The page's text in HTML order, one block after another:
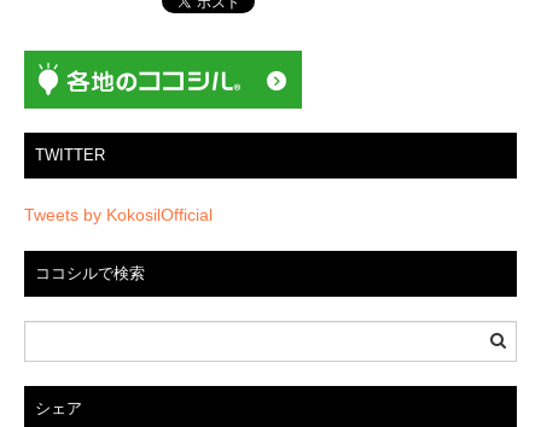
TWITTER
Tweets by KokosilOfficial
ココシルで検索
シェア